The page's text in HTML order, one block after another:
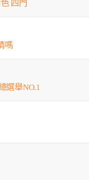
四門
嗎
選舉NO.1